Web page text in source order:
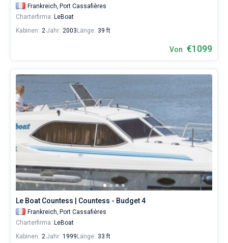
Frankreich, Port Cassafières
Charterfirma: LeBoat
Kabinen: 2Jahr: 2003 Länge: 39 ft
Von €1099
Le Boat Countess | Countess - Budget 4
Frankreich, Port Cassafières
Charterfirma: LeBoat
Kabinen: 2Jahr: 1999 Länge: 33 ft